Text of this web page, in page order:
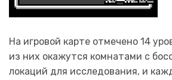
На игровой карте отмечено 14
из них окажутся комнатами с
локаций для исследования, и